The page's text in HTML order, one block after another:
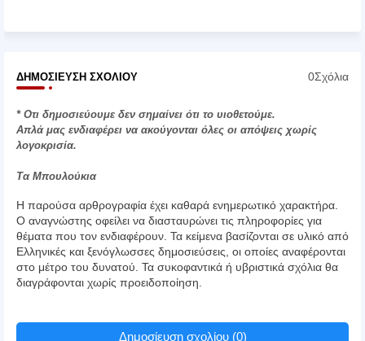
ΔΗΜΟΣΊΕΥΣΗ ΣΧΟΛΊΟΥ 0Σχόλια
* Οτι δημοσιεύουμε δεν σημαίνει ότι το υιοθετούμε.
Απλά μας ενδιαφέρει να ακούγονται όλες οι απόψεις χωρίς
λογοκρισία.
Τα Μπουλούκια
Η παρούσα αρθρογραφία έχει καθαρά ενημερωτικό χαρακτήρα.
Ο αναγνώστης οφείλει να διασταυρώνει τις πληροφορίες για
θέματα που τον ενδιαφέρουν. Τα κείμενα βασίζονται σε υλικό από
Ελληνικές και ξενόγλωσσες δημοσιεύσεις, οι οποίες αναφέρονται
στο μέτρο του δυνατού. Τα συκοφαντικά ή υβριστικά σχόλια θα
διαγράφονται χωρίς προειδοποίηση.
Δημοσίευση σχολίου (0)